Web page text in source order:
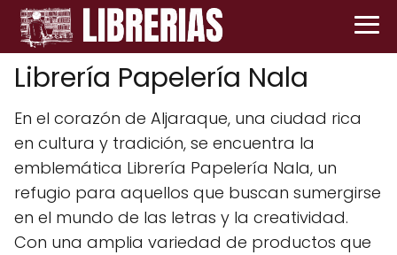
Librería Papelería Nala
En el corazón de Aljaraque, una ciudad rica
en cultura y tradición, se encuentra la
emblemática Librería Papelería Nala, un
refugio para aquellos que buscan sumergirse
en el mundo de las letras y la creatividad.
Con una amplia variedad de productos que